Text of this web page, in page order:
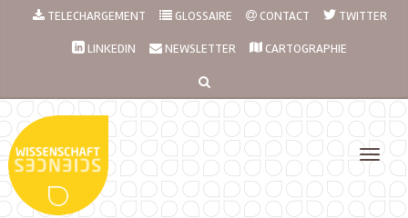
TELECHARGEMENT GLOSSAIRE CONTACT TWITTER
LINKEDIN NEWSLETTER CARTOGRAPHIE